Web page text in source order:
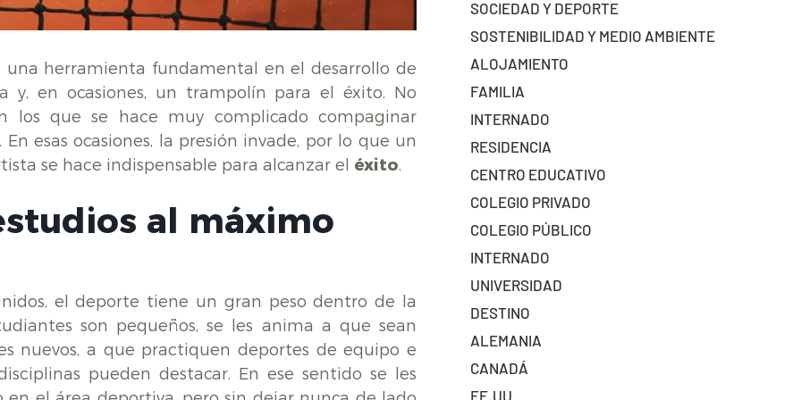
una herramienta fundamental en el desarrollo de
y, en ocasiones, un trampolín para el éxito. No
los que se hace muy complicado compaginar
esas ocasiones, la presión invade, por lo que un
se hace indispensable para alcanzar el éxito.
al máximo
el deporte tiene un gran peso dentro de la
son pequeños, se les anima a que sean
nuevos, a que practiquen deportes de equipo e
pueden destacar. En ese sentido se les
SOCIEDAD Y DEPORTE
SOSTENIBILIDAD Y MEDIO AMBIENTE
ALOJAMIENTO
FAMILIA
INTERNADO
RESIDENCIA
CENTRO EDUCATIVO
COLEGIO PRIVADO
COLEGIO PÚBLICO
INTERNADO
UNIVERSIDAD
DESTINO
ALEMANIA
CANADÁ
EE.UU.